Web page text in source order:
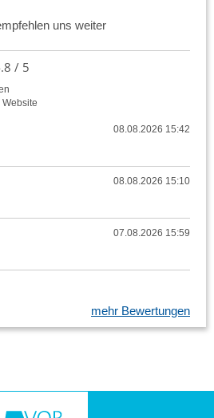
uns weiter
/ 5
Website
08.08.2026 15:42
08.08.2026 15:10
07.08.2026 15:59
mehr Bewertungen